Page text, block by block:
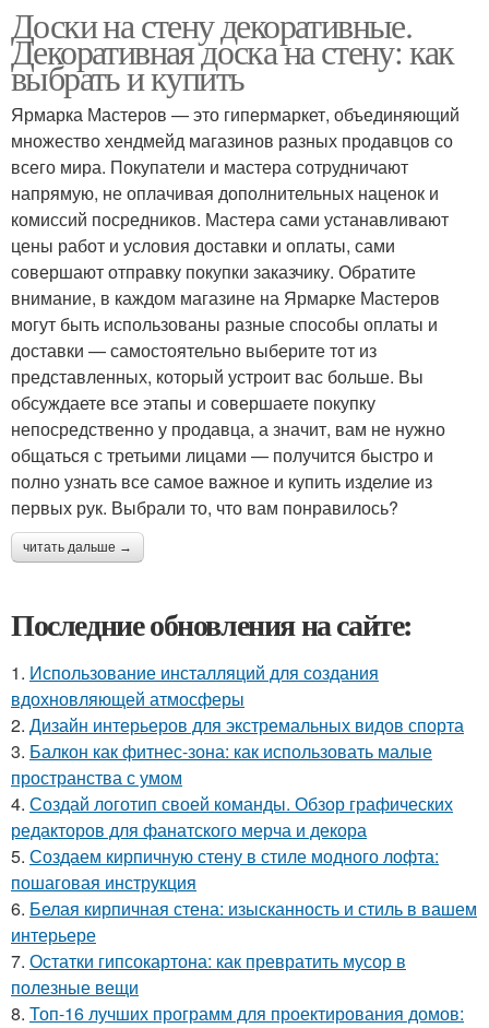
Доска из массива
Доски на стену декоративные.
Декоративная доска на стену: как
выбрать и купить
Ярмарка Мастеров — это гипермаркет, объединяющий
множество хендмейд магазинов разных продавцов со
всего мира. Покупатели и мастера сотрудничают
напрямую, не оплачивая дополнительных наценок и
комиссий посредников. Мастера сами устанавливают
цены работ и условия доставки и оплаты, сами
совершают отправку покупки заказчику. Обратите
внимание, в каждом магазине на Ярмарке Мастеров
могут быть использованы разные способы оплаты и
доставки — самостоятельно выберите тот из
представленных, который устроит вас больше. Вы
обсуждаете все этапы и совершаете покупку
непосредственно у продавца, а значит, вам не нужно
общаться с третьими лицами — получится быстро и
полно узнать все самое важное и купить изделие из
первых рук. Выбрали то, что вам понравилось?
читать дальше →
Последние обновления на сайте:
1. Использование инсталляций для создания
вдохновляющей атмосферы
2. Дизайн интерьеров для экстремальных видов спорта
3. Балкон как фитнес-зона: как использовать малые
пространства с умом
4. Создай логотип своей команды. Обзор графических
редакторов для фанатского мерча и декора
5. Создаем кирпичную стену в стиле модного лофта:
пошаговая инструкция
6. Белая кирпичная стена: изысканность и стиль в вашем
интерьере
7. Остатки гипсокартона: как превратить мусор в
полезные вещи
8. Топ-16 лучших программ для проектирования домов: